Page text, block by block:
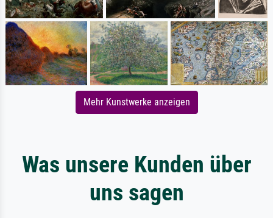
Mehr Kunstwerke anzeigen
Was unsere Kunden über
uns sagen